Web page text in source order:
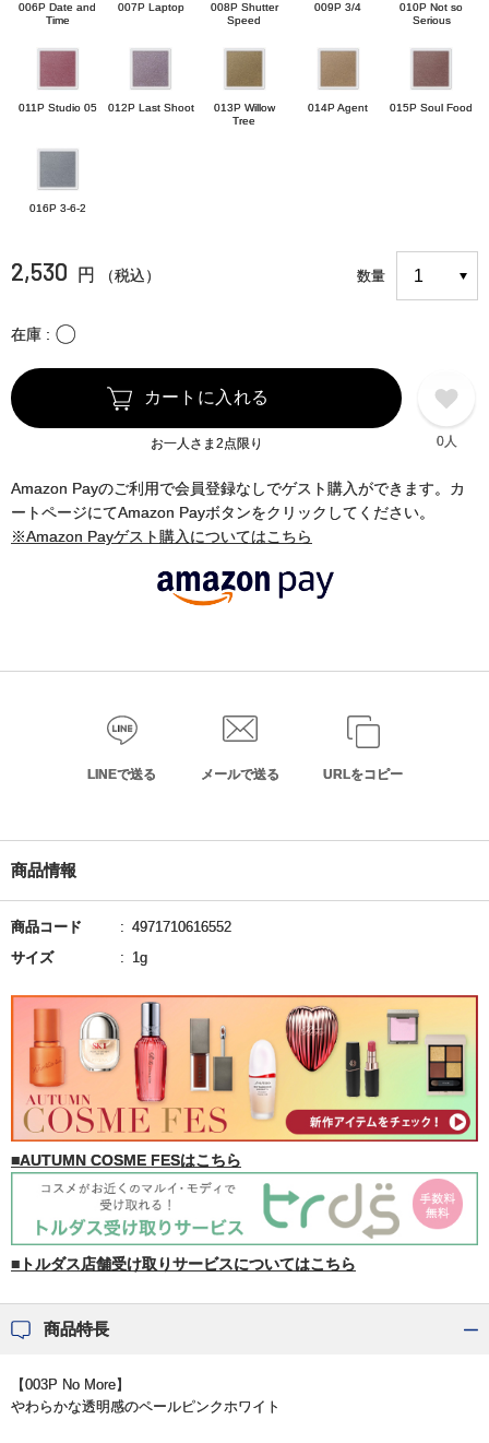
006P Date and
Time
007P Laptop
008P Shutter
Speed
009P 3/4
010P Not so
Serious
011P Studio 05 012P Last Shoot
013P Willow
Tree
014P Agent 015P Soul Food
016P 3-6-2
2,530 円 （税込） 数量
在庫 〇
カートに入れる
お一人さま2点限り 0人
Amazon Payのご利用で会員登録なしでゲスト購入ができます。カ
ートページにてAmazon Payボタンをクリックしてください。
※Amazon Payゲスト購入についてはこちら
LINEで送る メールで送る URLをコピー
商品情報
商品コード
4971710616552
サイズ
1g
■AUTUMN COSME FESはこちら
■トルダス店舗受け取りサービスについてはこちら
商品特長
【003P No More】
やわらかな透明感のペールピンクホワイト